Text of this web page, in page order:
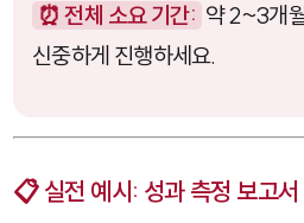
⏰ 전체 소요 기간: 약 2~3개
신중하게 진행하세요.
📋 실전 예시: 성과 측정 보고